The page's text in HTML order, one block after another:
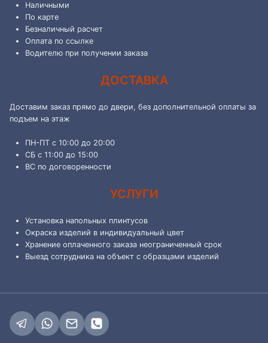
Наличными
По карте
Безналичный расчет
Оплата по ссылке
Водителю при получении заказа
ДОСТАВКА
Доставим заказ прямо до двери, без дополнительной оплаты за
подъем на этаж
ПН-ПТ с 10:00 до 20:00
СБ с 11:00 до 15:00
ВС по договоренности
УСЛУГИ
Установка напольных плинтусов
Окраска изделий в индивидуальный цвет
Хранение оплаченного заказа неограниченный срок
Выезд сотрудника на объект с образцами изделий